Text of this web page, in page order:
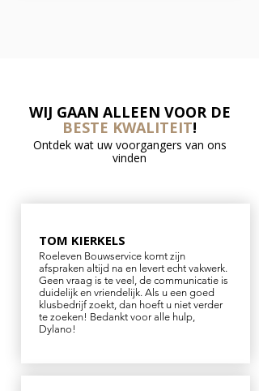
WIJ GAAN ALLEEN VOOR DE
BESTE KWALITEIT!
Ontdek wat uw voorgangers van ons
vinden
TOM KIERKELS
Roeleven Bouwservice komt zijn
afspraken altijd na en levert echt vakwerk.
Geen vraag is te veel, de communicatie is
duidelijk en vriendelijk. Als u een goed
klusbedrijf zoekt, dan hoeft u niet verder
te zoeken! Bedankt voor alle hulp,
Dylano!